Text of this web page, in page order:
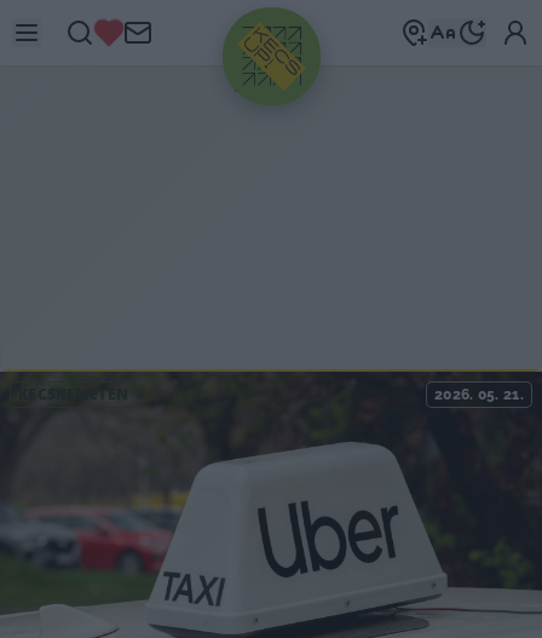
HIRDETÉS
KECSKEMÉTEN 2026. 05. 21.